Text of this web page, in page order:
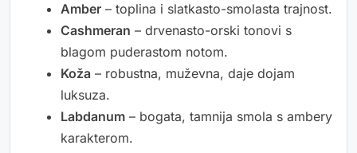
Amber – toplina i slatkasto-smolasta trajnost.
Cashmeran – drvenasto-orski tonovi s
blagom puderastom notom.
Koža – robustna, muževna, daje dojam
luksuza.
Labdanum – bogata, tamnija smola s ambery
karakterom.